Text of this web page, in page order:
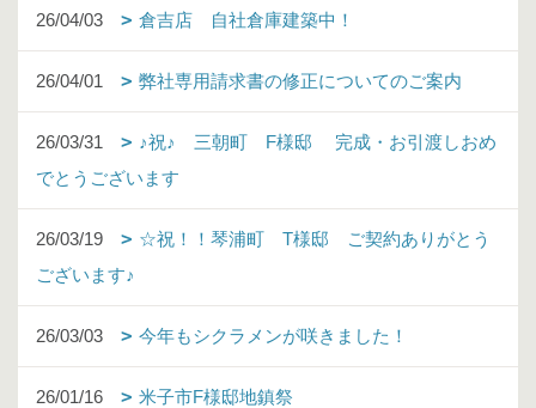
26/04/03 倉吉店 自社倉庫建築中！
26/04/01 弊社専用請求書の修正についてのご案内
26/03/31
♪祝♪ 三朝町 F様邸 完成・お引渡しおめ
でとうございます
26/03/19
☆祝！！琴浦町 T様邸 ご契約ありがとう
ございます♪
26/03/03 今年もシクラメンが咲きました！
26/01/16 米子市F様邸地鎮祭